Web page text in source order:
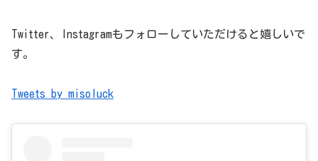
Twitter、Instagramもフォローしていただけると嬉しいで
す。
Tweets by misoluck